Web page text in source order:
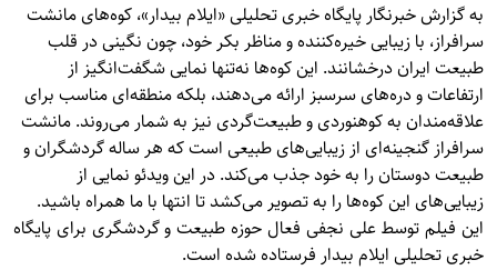
به گزارش خبرنگار پایگاه خبری تحلیلی «ایلام بیدار»، کوه‌های مانشت
سرافراز، با زیبایی خیره‌کننده و مناظر بکر خود، چون نگینی در قلب
طبیعت ایران درخشانند. این کوه‌ها نه‌تنها نمایی شگفت‌انگیز از
ارتفاعات و دره‌های سرسبز ارائه می‌دهند، بلکه منطقه‌ای مناسب برای
علاقه‌مندان به کوهنوردی و طبیعت‌گردی نیز به شمار می‌روند. مانشت
سرافراز گنجینه‌ای از زیبایی‌های طبیعی است که هر ساله گردشگران و
طبیعت دوستان را به خود جذب می‌کند. در این ویدئو نمایی از
زیبایی‌های این کوه‌ها را به تصویر می‌کشد تا انتها با ما همراه باشید.
این فیلم توسط علی نجفی فعال حوزه طبیعت و گردشگری برای پایگاه
خبری تحلیلی ایلام بیدار فرستاده شده است.